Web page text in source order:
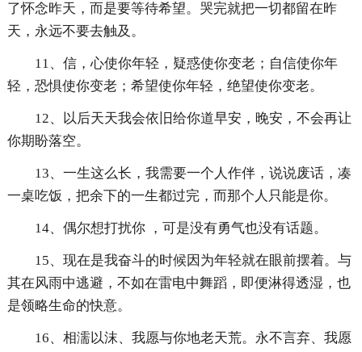
了怀念昨天，而是要等待希望。哭完就把一切都留在昨
天，永远不要去触及。
11、信，心使你年轻，疑惑使你变老；自信使你年
轻，恐惧使你变老；希望使你年轻，绝望使你变老。
12、以后天天我会依旧给你道早安，晚安，不会再让
你期盼落空。
13、一生这么长，我需要一个人作伴，说说废话，凑
一桌吃饭，把余下的一生都过完，而那个人只能是你。
14、偶尔想打扰你 ，可是没有勇气也没有话题。
15、现在是我奋斗的时候因为年轻就在眼前摆着。与
其在风雨中逃避，不如在雷电中舞蹈，即便淋得透湿，也
是领略生命的快意。
16、相濡以沫、我愿与你地老天荒。永不言弃、我愿